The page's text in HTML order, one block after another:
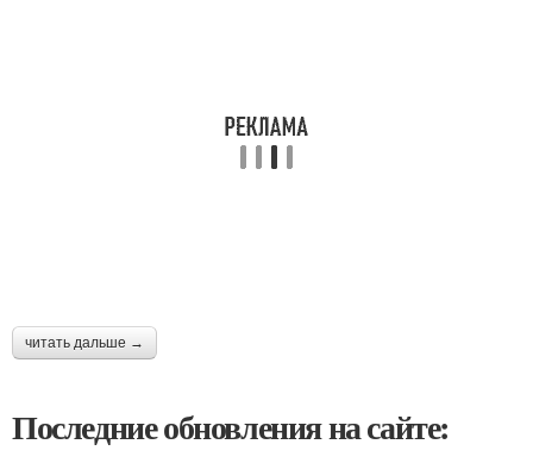
читать дальше →
Последние обновления на сайте: